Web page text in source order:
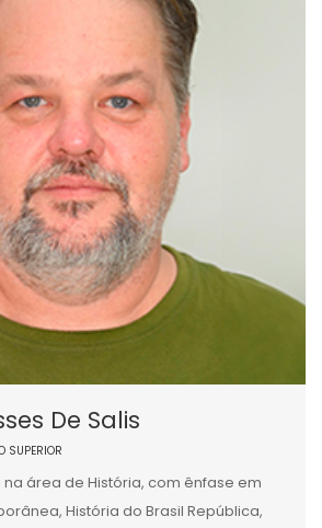
De Salis
SUPERIOR
área de História, com ênfase em
História do Brasil República,